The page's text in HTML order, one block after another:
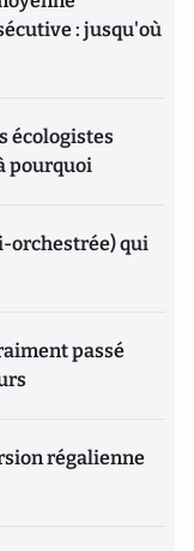
: jusqu'où
écologistes
pourquoi
orchestrée) qui
passé
régalienne